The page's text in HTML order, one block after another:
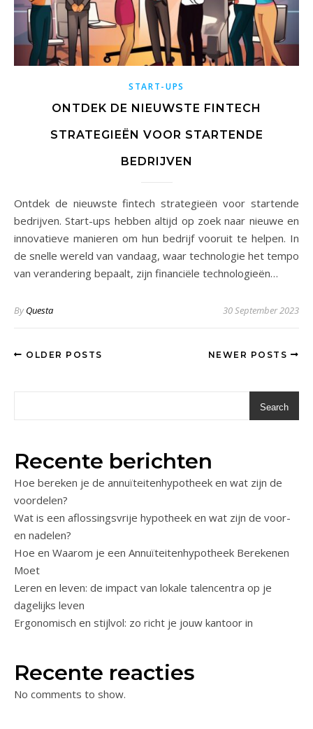
START-UPS
ONTDEK DE NIEUWSTE FINTECH
STRATEGIEËN VOOR STARTENDE
BEDRIJVEN
Ontdek de nieuwste fintech strategieën voor startende
bedrijven. Start-ups hebben altijd op zoek naar nieuwe en
innovatieve manieren om hun bedrijf vooruit te helpen. In
de snelle wereld van vandaag, waar technologie het tempo
van verandering bepaalt, zijn financiële technologieën…
ByQuesta 30 September 2023
OLDER POSTS NEWER POSTS
Search
Recente berichten
Hoe bereken je de annuïteitenhypotheek en wat zijn de
voordelen?
Wat is een aflossingsvrije hypotheek en wat zijn de voor-
en nadelen?
Hoe en Waarom je een Annuïteitenhypotheek Berekenen
Moet
Leren en leven: de impact van lokale talencentra op je
dagelijks leven
Ergonomisch en stijlvol: zo richt je jouw kantoor in
Recente reacties
No comments to show.